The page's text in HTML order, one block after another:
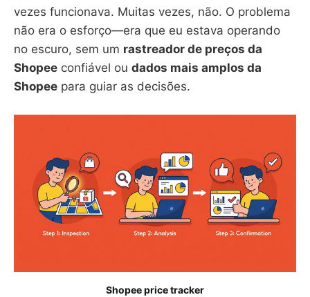
vezes funcionava. Muitas vezes, não. O problema
não era o esforço—era que eu estava operando
no escuro, sem um rastreador de preços da
Shopee confiável ou dados mais amplos da
Shopee para guiar as decisões.
Shopee price tracker